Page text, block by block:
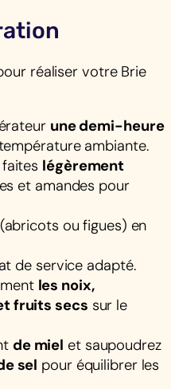
réaliser votre Brie
une demi-heure
ambiante.
légèrement
et amandes pour
ou figues) en
de service adapté.
les noix,
fruits secs sur le
de miel et saupoudrez
sel pour équilibrer les